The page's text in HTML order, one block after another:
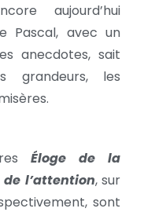
aujourd’hui
Pascal, avec un
anecdotes, sait
grandeurs, les
Éloge de la
l’attention, sur
sont